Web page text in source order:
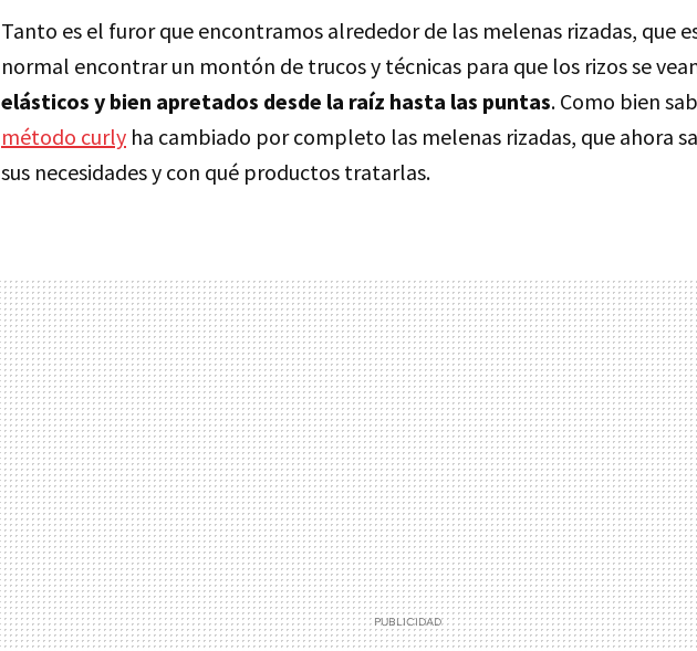
Tanto es el furor que encontramos alrededor de las melenas rizadas, que
normal encontrar un montón de trucos y técnicas para que los rizos se
elásticos y bien apretados desde la raíz hasta las puntas. Como bien
método curly ha cambiado por completo las melenas rizadas, que ahora
sus necesidades y con qué productos tratarlas.